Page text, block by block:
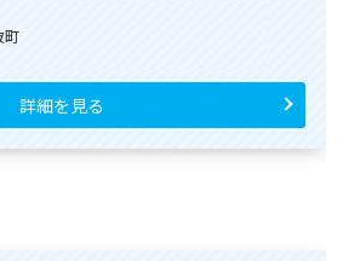
町
詳細を見る